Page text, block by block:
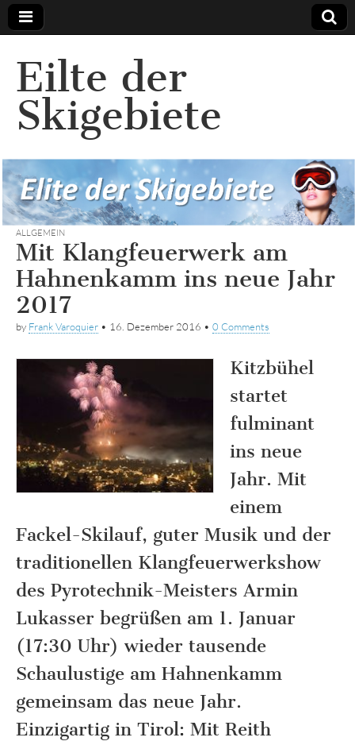
Eilte der
Skigebiete
ALLGEMEIN
Mit Klangfeuerwerk am
Hahnenkamm ins neue Jahr
2017
by Frank Varoquier • 16. Dezember 2016 • 0 Comments
Kitzbühel
startet
fulminant
ins neue
Jahr. Mit
einem
Fackel-Skilauf, guter Musik und der
traditionellen Klangfeuerwerkshow
des Pyrotechnik-Meisters Armin
Lukasser begrüßen am 1. Januar
(17:30 Uhr) wieder tausende
Schaulustige am Hahnenkamm
gemeinsam das neue Jahr.
Einzigartig in Tirol: Mit Reith